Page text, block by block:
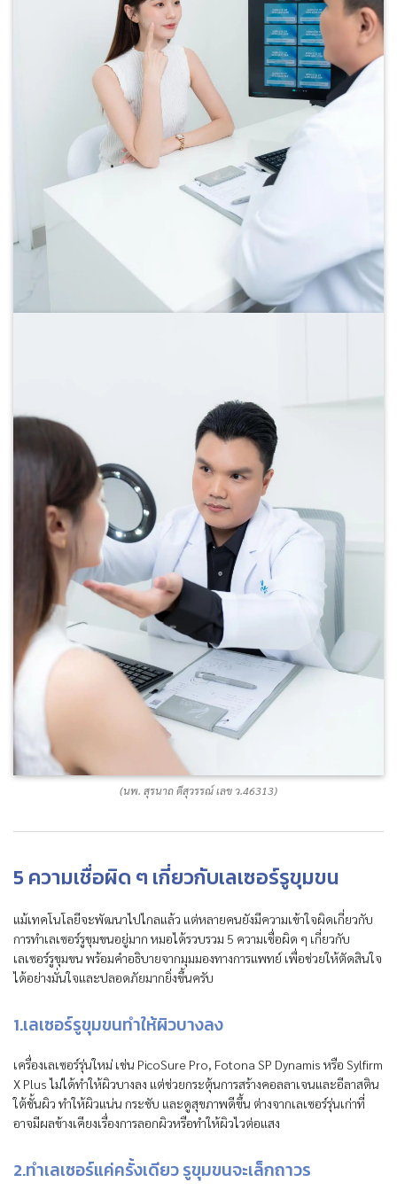
(นพ. สุรนาถ ดีสุวรรณ์ เลข ว.46313)
5 ความเชื่อผิด ๆ เกี่ยวกับเลเซอร์รูขุมขน
แม้เทคโนโลยีจะพัฒนาไปไกลแล้ว แต่หลายคนยังมีความเข้าใจผิดเกี่ยวกับ
การทำเลเซอร์รูขุมขนอยู่มาก หมอได้รวบรวม 5 ความเชื่อผิด ๆ เกี่ยวกับ
เลเซอร์รูขุมขน พร้อมคำอธิบายจากมุมมองทางการแพทย์ เพื่อช่วยให้ตัดสินใจ
ได้อย่างมั่นใจและปลอดภัยมากยิ่งขึ้นครับ
1.เลเซอร์รูขุมขนทำให้ผิวบางลง
เครื่องเลเซอร์รุ่นใหม่ เช่น PicoSure Pro, Fotona SP Dynamis หรือ Sylfirm
X Plus ไม่ได้ทำให้ผิวบางลง แต่ช่วยกระตุ้นการสร้างคอลลาเจนและอีลาสติน
ใต้ชั้นผิว ทำให้ผิวแน่น กระชับ และดูสุขภาพดีขึ้น ต่างจากเลเซอร์รุ่นเก่าที่
อาจมีผลข้างเคียงเรื่องการลอกผิวหรือทำให้ผิวไวต่อแสง
2.ทำเลเซอร์แค่ครั้งเดียว รูขุมขนจะเล็กถาวร